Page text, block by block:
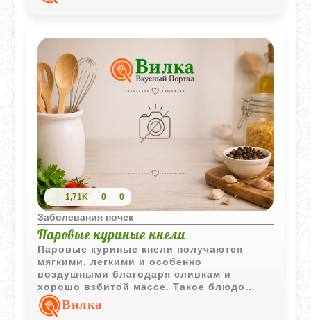
1,71K 0 0
Заболевания почек
Паровые куриные кнели
Паровые куриные кнели получаются
мягкими, легкими и особенно
воздушными благодаря сливкам и
хорошо взбитой массе. Такое блюдо
отлично подходит для детского и
диетического меню.
Вилка